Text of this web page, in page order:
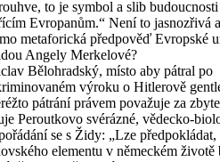
to je symbol a slib
Evropanům.“ Není to jasnozřivá
metaforická předpověď Evropské
Angely Merkelové?
Bělohradský, místo aby pátral po
výroku o Hitlerově
pátrání právem považuje za
Peroutkovo svérázné, vědecko-
se s Židy: „Lze předpokládat,
elementu v německém životě